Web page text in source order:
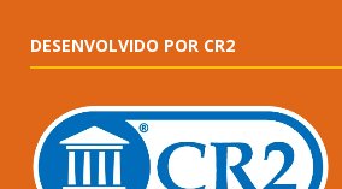
DESENVOLVIDO POR CR2